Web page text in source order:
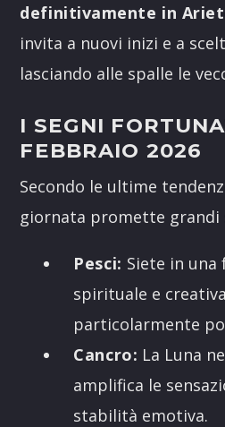
definitivamente in
invita a nuovi inizi e a
lasciando alle spalle le
I SEGNI
FEBBRAIO 2026
Secondo le ultime
giornata promette grandi
Pesci: Siete in una
spirituale e
particolarmente
Cancro: La Luna
amplifica le
stabilità emotiva.